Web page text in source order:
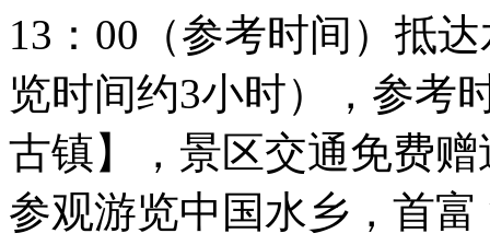
13：00（参考时间）抵
览时间约3小时），参考
古镇】，景区交通免费
参观游览中国水乡，首